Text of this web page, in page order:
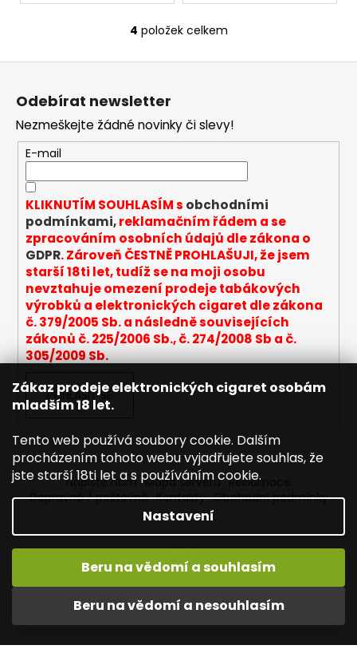
Zákaz prodeje elektronických cigaret osobám
mladším 18 let.
Tento web používá soubory cookie. Dalším
procházením tohoto webu vyjadřujete souhlas, že
jste starší 18ti let a s používáním cookie.
Nastavení
Beru na vědomí a nesouhlasím
Beru na vědomí a souhlasím
Vítejte na JOYETECH. DORUČENÍ ZDARMA zásilkovnou nad
O
v
a
c
í
p
r
v
k
y
v
ý
p
i
s
u
4 položek celkem
Odebírat newsletter
Nezmeškejte žádné novinky či slevy!
E-mail
KLIKNUTÍM SOUHLASÍM s obchodními
podmínkami,reklamačním řádem a se
zpracováním osobních údajů dle zákona o
GDPR. Zároveň ČESTNĚ PROHLAŠUJI, že jsem
starší 18ti let, tudíž se na moji osobu
nevztahuje omezení prodeje tabákových
výrobků a elektronických cigaret dle zákona
č. 379/2005 Sb. a následně souvisejících
zákonů č. 225/2006 Sb., č. 274/2008 Sb a č.
305/2009 Sb.
PŘIHLÁSIT SE
Napište nám Mapa serveru Reklamace
Dopravné / poštovné Kontakty Obchodní podmínky
Vytvořil Shoptet
Copyright 2026Joyetech - Značkové elektronické
cigarety. Všechna práva vyhrazena.Upravit nastavení
cookies